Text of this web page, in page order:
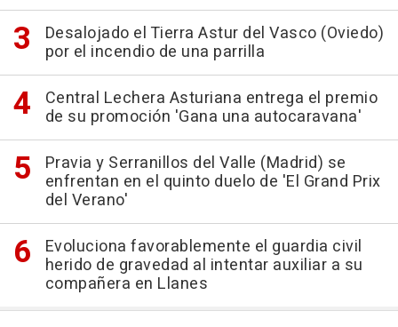
Desalojado el Tierra Astur del Vasco (Oviedo)
por el incendio de una parrilla
Central Lechera Asturiana entrega el premio
de su promoción 'Gana una autocaravana'
Pravia y Serranillos del Valle (Madrid) se
enfrentan en el quinto duelo de 'El Grand Prix
del Verano'
Evoluciona favorablemente el guardia civil
herido de gravedad al intentar auxiliar a su
compañera en Llanes